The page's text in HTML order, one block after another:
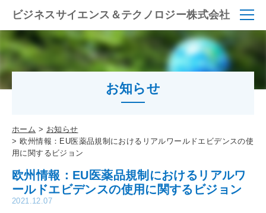
ビジネスサイエンス＆テクノロジー株式会社
お知らせ
ホーム
お知らせ
欧州情報：EU医薬品規制におけるリアルワールドエビデンスの使
用に関するビジョン
欧州情報：EU医薬品規制におけるリアルワ
ールドエビデンスの使用に関するビジョン
2021.12.07